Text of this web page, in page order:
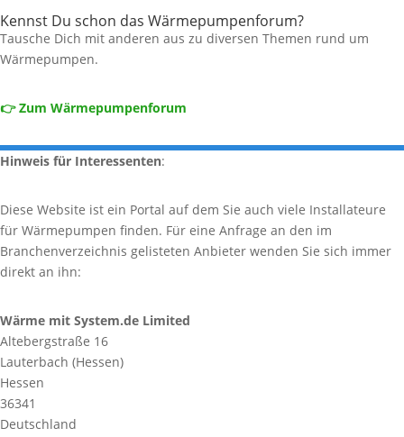
Kennst Du schon das Wärmepumpenforum?
Tausche Dich mit anderen aus zu diversen Themen rund um
Wärmepumpen.
👉 Zum Wärmepumpenforum
Hinweis für Interessenten:
Diese Website ist ein Portal auf dem Sie auch viele Installateure
für Wärmepumpen finden. Für eine Anfrage an den im
Branchenverzeichnis gelisteten Anbieter wenden Sie sich immer
direkt an ihn:
Wärme mit System.de Limited
Altebergstraße 16
Lauterbach (Hessen)
Hessen
36341
Deutschland